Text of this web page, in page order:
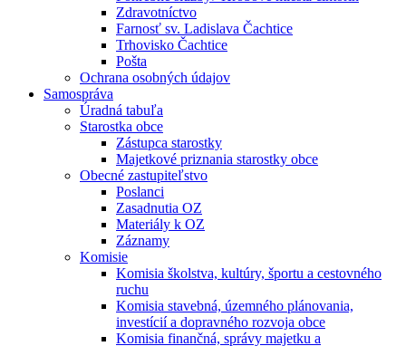
Zdravotníctvo
Farnosť sv. Ladislava Čachtice
Trhovisko Čachtice
Pošta
Ochrana osobných údajov
Samospráva
Úradná tabuľa
Starostka obce
Zástupca starostky
Majetkové priznania starostky obce
Obecné zastupiteľstvo
Poslanci
Zasadnutia OZ
Materiály k OZ
Záznamy
Komisie
Komisia školstva, kultúry, športu a cestovného
ruchu
Komisia stavebná, územného plánovania,
investícií a dopravného rozvoja obce
Komisia finančná, správy majetku a